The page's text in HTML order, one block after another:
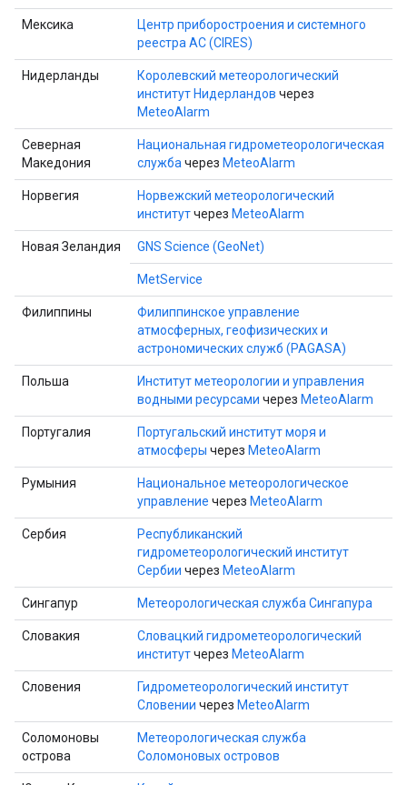
Мексика
Центр приборостроения и системного
реестра AC (CIRES)
Нидерланды
Королевский метеорологический
институт Нидерландов через
MeteoAlarm
Северная
Македония
Национальная гидрометеорологическая
служба через MeteoAlarm
Норвегия
Норвежский метеорологический
институтчерез MeteoAlarm
Новая Зеландия GNS Science (GeoNet)
MetService
Филиппины
Филиппинское управление
атмосферных, геофизических и
астрономических служб (PAGASA)
Польша
Институт метеорологии и управления
водными ресурсами через MeteoAlarm
Португалия
Португальский институт моря и
атмосферы через MeteoAlarm
Румыния
Национальное метеорологическое
управление через MeteoAlarm
Сербия
Республиканский
гидрометеорологический институт
Сербии через MeteoAlarm
Сингапур Метеорологическая служба Сингапура
Словакия
Словацкий гидрометеорологический
институтчерез MeteoAlarm
Словения
Гидрометеорологический институт
Словении через MeteoAlarm
Соломоновы
острова
Метеорологическая служба
Соломоновых островов